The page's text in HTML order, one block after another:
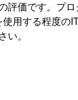
評価です。プ
用する程度の
い。